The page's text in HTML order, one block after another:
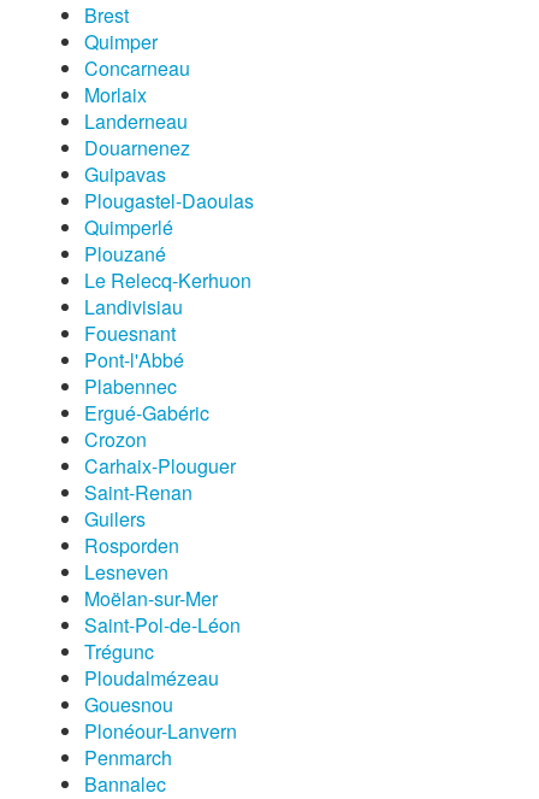
Brest
Quimper
Concarneau
Morlaix
Landerneau
Douarnenez
Guipavas
Plougastel-Daoulas
Quimperlé
Plouzané
Le Relecq-Kerhuon
Landivisiau
Fouesnant
Pont-l'Abbé
Plabennec
Ergué-Gabéric
Crozon
Carhaix-Plouguer
Saint-Renan
Guilers
Rosporden
Lesneven
Moëlan-sur-Mer
Saint-Pol-de-Léon
Trégunc
Ploudalmézeau
Gouesnou
Plonéour-Lanvern
Penmarch
Bannalec